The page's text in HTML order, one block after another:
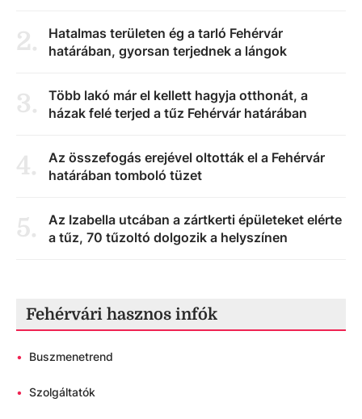
2.
Hatalmas területen ég a tarló Fehérvár
határában, gyorsan terjednek a lángok
3.
Több lakó már el kellett hagyja otthonát, a
házak felé terjed a tűz Fehérvár határában
4.
Az összefogás erejével oltották el a Fehérvár
határában tomboló tüzet
5.
Az Izabella utcában a zártkerti épületeket elérte
a tűz, 70 tűzoltó dolgozik a helyszínen
Fehérvári hasznos infók
• Buszmenetrend
• Szolgáltatók